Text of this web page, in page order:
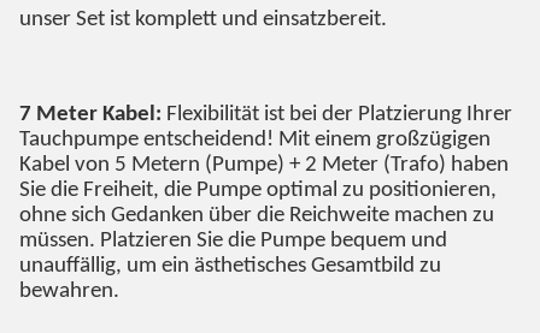
unser Set ist komplett und einsatzbereit.
7 Meter Kabel: Flexibilität ist bei der Platzierung Ihrer
Tauchpumpe entscheidend! Mit einem großzügigen
Kabel von 5 Metern (Pumpe) + 2 Meter (Trafo) haben
Sie die Freiheit, die Pumpe optimal zu positionieren,
ohne sich Gedanken über die Reichweite machen zu
müssen. Platzieren Sie die Pumpe bequem und
unauffällig, um ein ästhetisches Gesamtbild zu
bewahren.